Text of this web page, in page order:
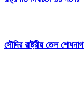
সৌদির রাষ্ট্রীয় তেল